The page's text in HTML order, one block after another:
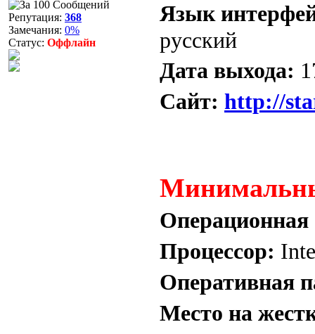
Репутация: 368
Замечания: 0%
Статус: Оффлайн
Язык
русский
Дата выхода:
Сайт: http://
Операционная
Процессор:
Оперативная
Место на